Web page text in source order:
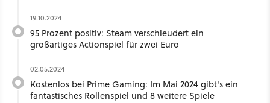
19.10.2024
95 Prozent positiv: Steam verschleudert ein
großartiges Actionspiel für zwei Euro
02.05.2024
Kostenlos bei Prime Gaming: Im Mai 2024 gibt's ein
fantastisches Rollenspiel und 8 weitere Spiele